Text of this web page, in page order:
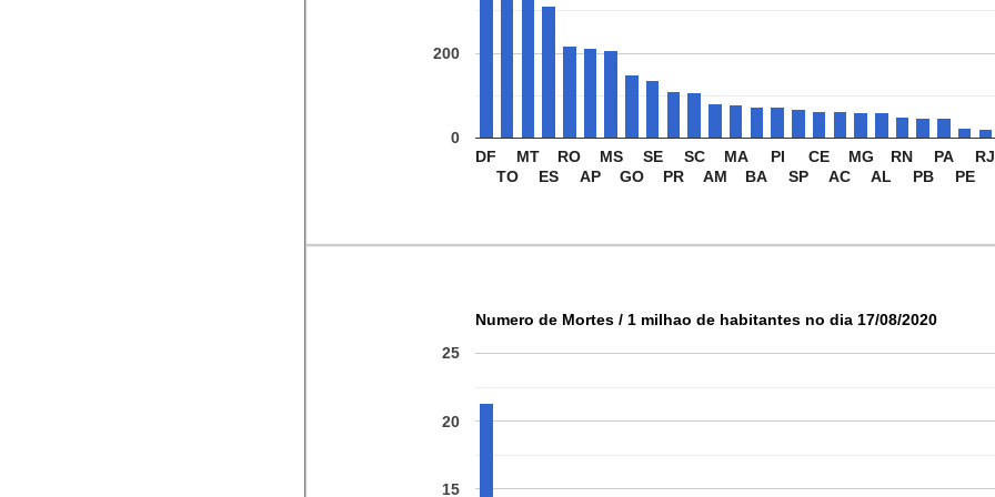
DF
TO
MT
ES
RO
AP
MS
GO
SE
PR
SC
AM
MA
BA
PI
SP
CE
AC
MG
AL
RN
PB
PA
PE
RJ
0
200
Numero de Mortes / 1 milhao de habitantes no dia 17/08/2020
15
20
25